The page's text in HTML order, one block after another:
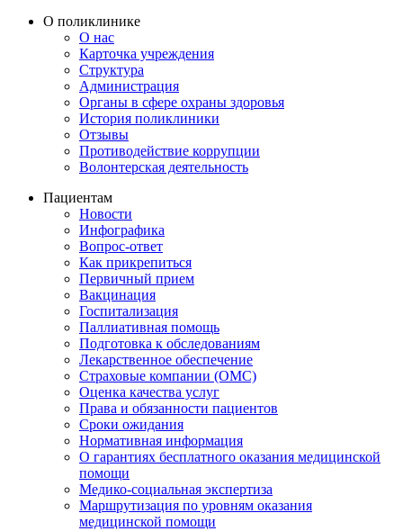
О поликлинике
О нас
Карточка учреждения
Структура
Администрация
Органы в сфере охраны здоровья
История поликлиники
Отзывы
Противодействие коррупции
Волонтерская деятельность
Пациентам
Новости
Инфографика
Вопрос-ответ
Как прикрепиться
Первичный прием
Вакцинация
Госпитализация
Паллиативная помощь
Подготовка к обследованиям
Лекарственное обеспечение
Страховые компании (ОМС)
Оценка качества услуг
Права и обязанности пациентов
Сроки ожидания
Нормативная информация
О гарантиях бесплатного оказания медицинской
помощи
Медико-социальная экспертиза
Маршрутизация по уровням оказания
медицинской помощи